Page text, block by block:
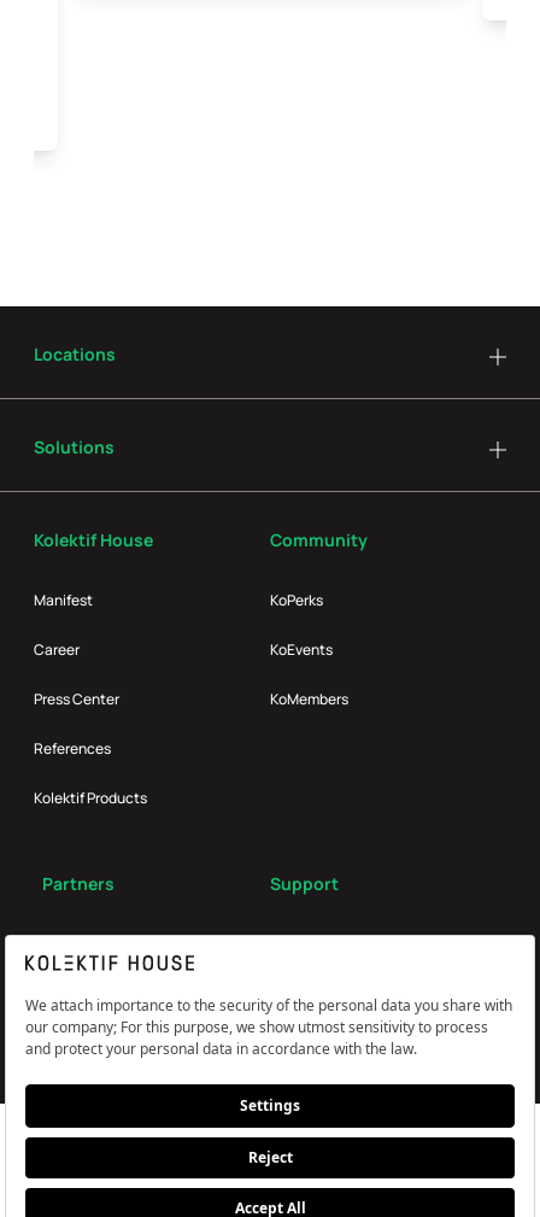
Kolektif House
Manifest
Career
Press Center
References
Kolektif Products
Community
KoPerks
KoEvents
KoMembers
Partners Support
Locations
Solutions
Çerez Tercihlerini Yönetin
Information and Explicit Consent Statement